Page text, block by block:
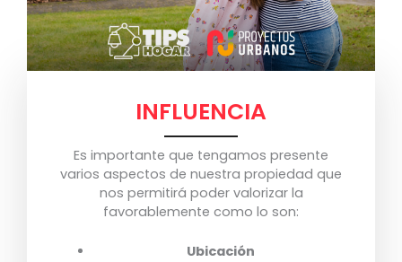
INFLUENCIA
Es importante que tengamos presente
varios aspectos de nuestra propiedad que
nos permitirá poder valorizar la
favorablemente como lo son:
Ubicación